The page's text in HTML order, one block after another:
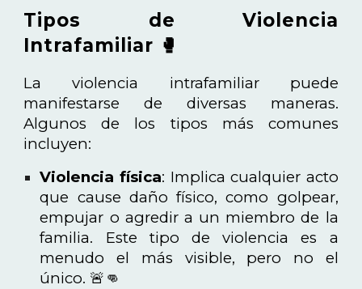
Tipos de Violencia
Intrafamiliar 🥊
La violencia intrafamiliar puede
manifestarse de diversas maneras.
Algunos de los tipos más comunes
incluyen:
Violencia física: Implica cualquier acto
que cause daño físico, como golpear,
empujar o agredir a un miembro de la
familia. Este tipo de violencia es a
menudo el más visible, pero no el
único. 🚨👊